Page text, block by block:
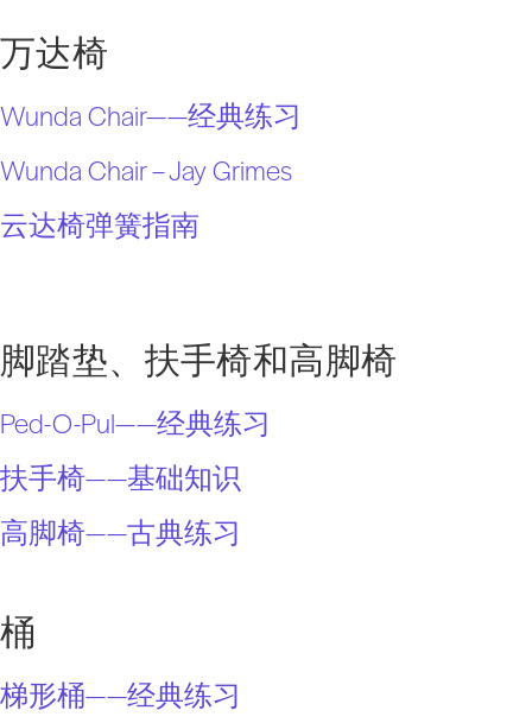
万达椅
Wunda Chair——经典练习
Wunda Chair – Jay Grimes
云达椅弹簧指南
脚踏垫、扶手椅和高脚椅
Ped-O-Pul——经典练习
扶手椅——基础知识
高脚椅——古典练习
桶
梯形桶——经典练习